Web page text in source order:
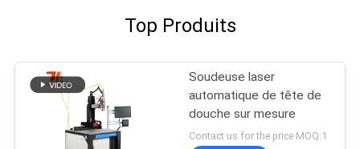
Top Produits
Soudeuse laser
automatique de tête de
douche sur mesure
Contact us for the price MOQ:1